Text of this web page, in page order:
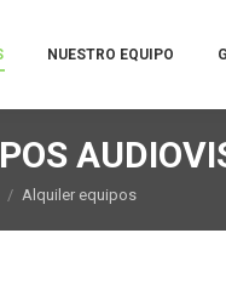
NUESTRO EQUIPO
Estás aquí:
Alquiler equipos